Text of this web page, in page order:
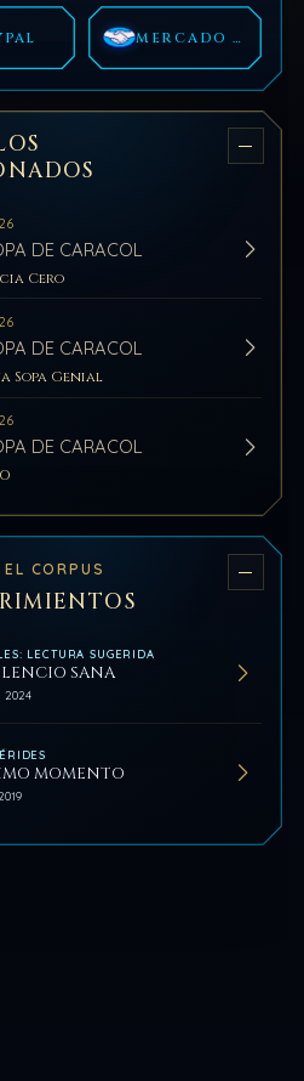
MERCADO PAGO
DE CARACOL
Cero
DE CARACOL
Sopa Genial
DE CARACOL
CORPUS
LECTURA SUGERIDA
SANA
2024
MOMENTO